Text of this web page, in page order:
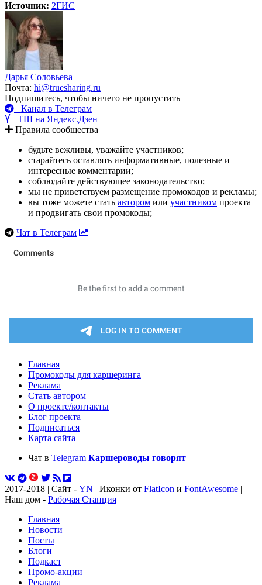
Источник: 2ГИС
Дарья Соловьева
Почта: hi@truesharing.ru
Подпишитесь, чтобы ничего не пропустить
Канал в Телеграм
ТШ на Яндекс.Дзен
Правила сообщества
будьте вежливы, уважайте участников;
старайтесь оставлять информативные, полезные и
интересные комментарии;
соблюдайте действующее законодательство;
мы не приветствуем размещение промокодов и рекламы;
вы тоже можете стать автором или участником проекта
и продвигать свои промокоды;
Чат в Телеграм
Главная
Промокоды для каршеринга
Реклама
Стать автором
О проекте/контакты
Блог проекта
Подписаться
Карта сайта
Чат в Telegram Каршероводы говорят
2017-2018 | Сайт - YN | Иконки от FlatIcon и FontAwesome |
Наш дом - Рабочая Станция
Главная
Новости
Посты
Блоги
Подкаст
Промо-акции
Реклама